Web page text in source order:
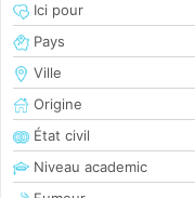
Ici pour
Pays
Ville
Origine
État civil
Niveau academic